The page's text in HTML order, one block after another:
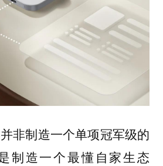
非制造一个单项冠军级的
制造一个最懂自家生态